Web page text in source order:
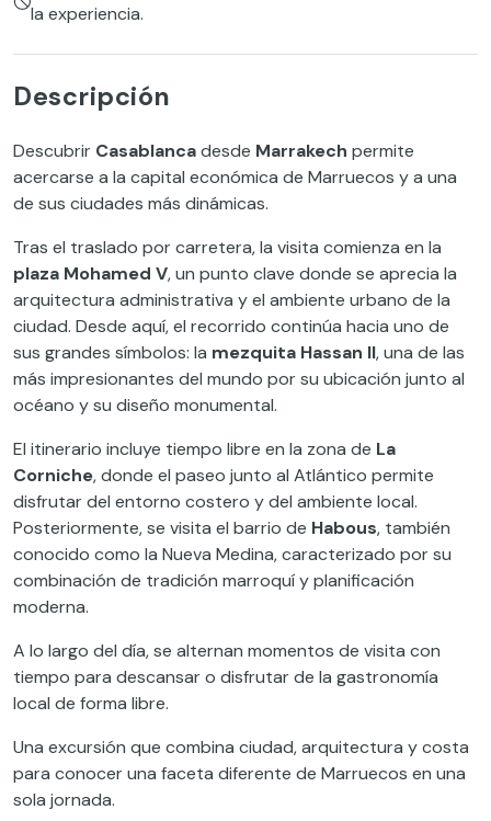
la experiencia.
Descripción
Descubrir Casablancadesde Marrakech permite
acercarse a la capital económica de Marruecos y a una
de sus ciudades más dinámicas.
Tras el traslado por carretera, la visita comienza en la
plaza Mohamed V, un punto clave donde se aprecia la
arquitectura administrativa y el ambiente urbano de la
ciudad. Desde aquí, el recorrido continúa hacia uno de
sus grandes símbolos: la mezquita Hassan II, una de las
más impresionantes del mundo por su ubicación junto al
océano y su diseño monumental.
El itinerario incluye tiempo libre en la zona de La
Corniche, donde el paseo junto al Atlántico permite
disfrutar del entorno costero y del ambiente local.
Posteriormente, se visita el barrio de Habous, también
conocido como la Nueva Medina, caracterizado por su
combinación de tradición marroquí y planificación
moderna.
A lo largo del día, se alternan momentos de visita con
tiempo para descansar o disfrutar de la gastronomía
local de forma libre.
Una excursión que combina ciudad, arquitectura y costa
para conocer una faceta diferente de Marruecos en una
sola jornada.